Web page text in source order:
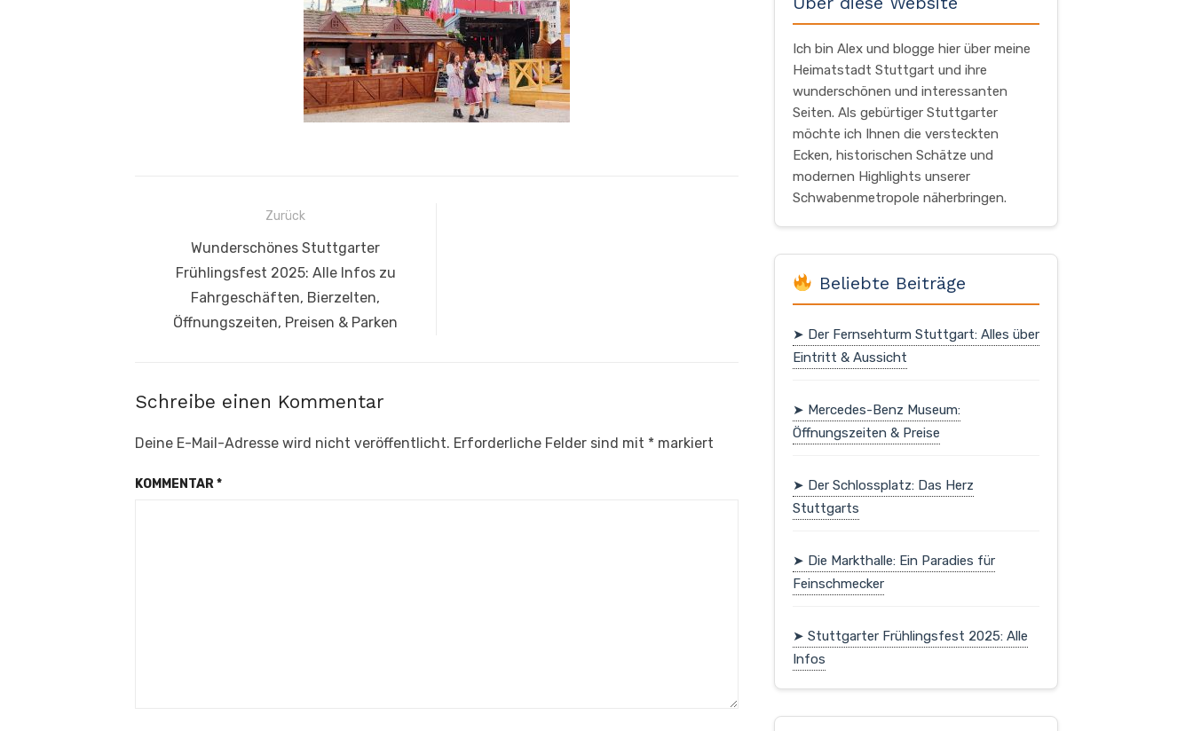
Beitragsnavigation
Zurück
Vorheriger
Beitrag:
Wunderschönes Stuttgarter
Frühlingsfest 2025: Alle Infos zu
Fahrgeschäften, Bierzelten,
Öffnungszeiten, Preisen & Parken
Schreibe einen Kommentar
Deine E-Mail-Adresse wird nicht veröffentlicht. Erforderliche Felder sind mit * markiert
KOMMENTAR*
Ich bin Alex und blogge hier über meine
Heimatstadt Stuttgart und ihre
wunderschönen und interessanten
Seiten. Als gebürtiger Stuttgarter
möchte ich Ihnen die versteckten
Ecken, historischen Schätze und
modernen Highlights unserer
Schwabenmetropole näherbringen.
Beliebte Beiträge
➤ Der Fernsehturm Stuttgart: Alles über
Eintritt & Aussicht
➤ Mercedes-Benz Museum:
Öffnungszeiten & Preise
➤ Der Schlossplatz: Das Herz
Stuttgarts
➤ Die Markthalle: Ein Paradies für
Feinschmecker
➤ Stuttgarter Frühlingsfest 2025: Alle
Infos